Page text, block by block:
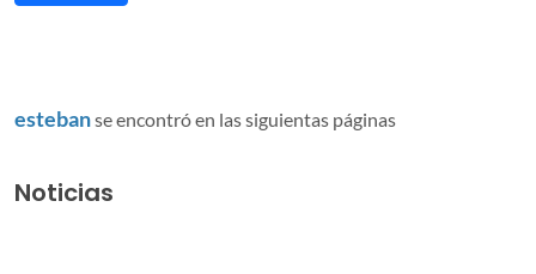
estebanse encontró en las siguientas páginas
Noticias